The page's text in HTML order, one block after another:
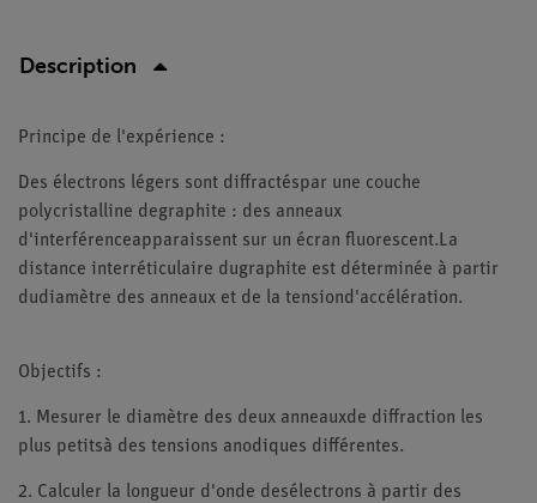
Description
Principe de l'expérience :
Des électrons légers sont diffractéspar une couche
polycristalline degraphite : des anneaux
d'interférenceapparaissent sur un écran fluorescent.La
distance interréticulaire dugraphite est déterminée à partir
dudiamètre des anneaux et de la tensiond'accélération.
Objectifs :
1. Mesurer le diamètre des deux anneauxde diffraction les
plus petitsà des tensions anodiques différentes.
2. Calculer la longueur d'onde desélectrons à partir des